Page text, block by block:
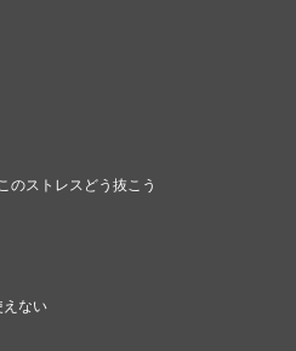
ストレスどう抜こう
えない